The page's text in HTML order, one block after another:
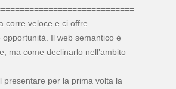
corre veloce e ci offre
opportunità. Il web semantico è
ma come declinarlo nell’ambito
presentare per la prima volta la